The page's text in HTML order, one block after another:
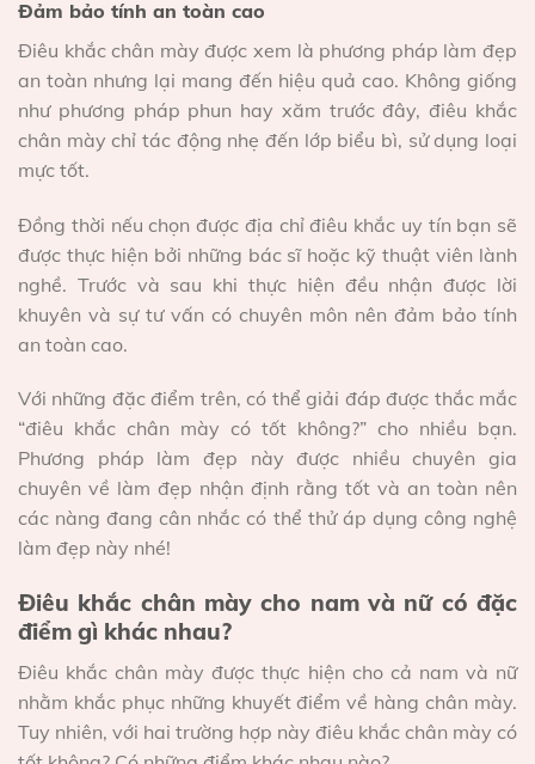
Đảm bảo tính an toàn cao
Điêu khắc chân mày được xem là phương pháp làm đẹp
an toàn nhưng lại mang đến hiệu quả cao. Không giống
như phương pháp phun hay xăm trước đây, điêu khắc
chân mày chỉ tác động nhẹ đến lớp biểu bì, sử dụng loại
mực tốt.
Đồng thời nếu chọn được địa chỉ điêu khắc uy tín bạn sẽ
được thực hiện bởi những bác sĩ hoặc kỹ thuật viên lành
nghề. Trước và sau khi thực hiện đều nhận được lời
khuyên và sự tư vấn có chuyên môn nên đảm bảo tính
an toàn cao.
Với những đặc điểm trên, có thể giải đáp được thắc mắc
“điêu khắc chân mày có tốt không?” cho nhiều bạn.
Phương pháp làm đẹp này được nhiều chuyên gia
chuyên về làm đẹp nhận định rằng tốt và an toàn nên
các nàng đang cân nhắc có thể thử áp dụng công nghệ
làm đẹp này nhé!
Điêu khắc chân mày cho nam và nữ có đặc
điểm gì khác nhau?
Điêu khắc chân mày được thực hiện cho cả nam và nữ
nhằm khắc phục những khuyết điểm về hàng chân mày.
Tuy nhiên, với hai trường hợp này điêu khắc chân mày có